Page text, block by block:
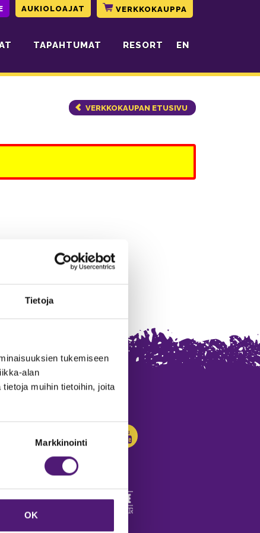
Tietoja
tukemiseen
alan
muihin tietoihin, joita
Markkinointi
OK
AUKIOLOAJAT VERKKOKAUPPA
TAPAHTUMAT RESORT EN
VERKKOKAUPAN ETUSIVU